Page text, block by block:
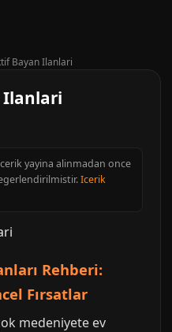
Bayan Ilanlari
Ilanlari
yayina alinmadan once
Icerik
Rehberi:
Fırsatlar
medeniyete ev